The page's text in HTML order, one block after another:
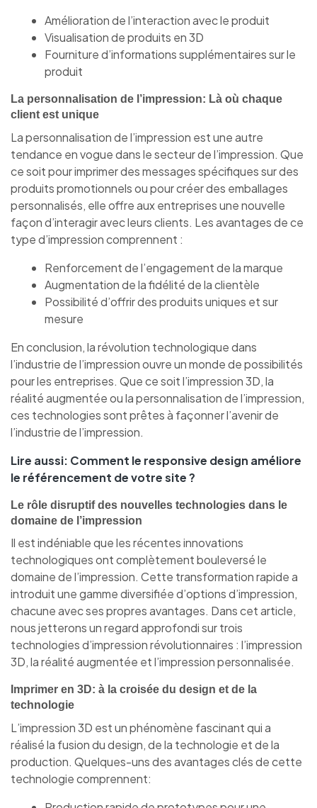
Amélioration de l’interaction avec le produit
Visualisation de produits en 3D
Fourniture d’informations supplémentaires sur le
produit
La personnalisation de l’impression: Là où chaque
client est unique
La personnalisation de l’impression est une autre
tendance en vogue dans le secteur de l’impression. Que
ce soit pour imprimer des messages spécifiques sur des
produits promotionnels ou pour créer des emballages
personnalisés, elle offre aux entreprises une nouvelle
façon d’interagir avec leurs clients. Les avantages de ce
type d’impression comprennent :
Renforcement de l’engagement de la marque
Augmentation de la fidélité de la clientèle
Possibilité d’offrir des produits uniques et sur
mesure
En conclusion, la révolution technologique dans
l’industrie de l’impression ouvre un monde de possibilités
pour les entreprises. Que ce soit l’impression 3D, la
réalité augmentée ou la personnalisation de l’impression,
ces technologies sont prêtes à façonner l’avenir de
l’industrie de l’impression.
Lire aussi: Comment le responsive design améliore
le référencement de votre site ?
Le rôle disruptif des nouvelles technologies dans le
domaine de l’impression
Il est indéniable que les récentes innovations
technologiques ont complètement bouleversé le
domaine de l’impression. Cette transformation rapide a
introduit une gamme diversifiée d’options d’impression,
chacune avec ses propres avantages. Dans cet article,
nous jetterons un regard approfondi sur trois
technologies d’impression révolutionnaires : l’impression
3D, la réalité augmentée et l’impression personnalisée.
Imprimer en 3D: à la croisée du design et de la
technologie
L’impression 3D est un phénomène fascinant qui a
réalisé la fusion du design, de la technologie et de la
production. Quelques-uns des avantages clés de cette
technologie comprennent: